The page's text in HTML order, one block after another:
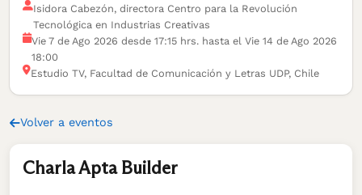
Volver a eventos
Charla Apta Builder
Isidora Cabezón, directora Centro para la Revolución
Tecnológica en Industrias Creativas
Vie 7 de Ago 2026 desde 17:15 hrs. hasta el Vie 14 de Ago 2026
18:00
Estudio TV, Facultad de Comunicación y Letras UDP, Chile